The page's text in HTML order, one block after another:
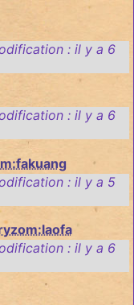
: il y a 6
: il y a 6
: il y a 5
: il y a 6